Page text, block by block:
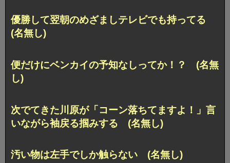
優勝して翌朝のめざましテレビでも持ってる
(名無し)
便だけにベンカイの予知なしってか！？ (名無
し)
次でてきた川原が「コーン落ちてますよ！」言
いながら袖戻る掴みする (名無し)
汚い物は左手でしか触らない (名無し)